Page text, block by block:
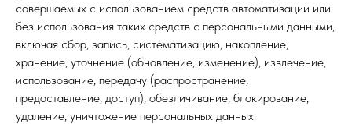
совершаемых с использованием средств автоматизации или
без использования таких средств с персональными данными,
включая сбор, запись, систематизацию, накопление,
хранение, уточнение (обновление, изменение), извлечение,
использование, передачу (распространение,
предоставление, доступ), обезличивание, блокирование,
удаление, уничтожение персональных данных.